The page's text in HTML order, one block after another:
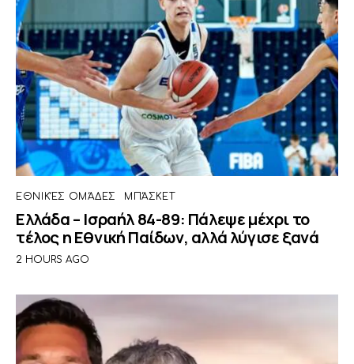
ΕΘΝΙΚΈΣ ΟΜΆΔΕΣ ΜΠΆΣΚΕΤ
Ελλάδα – Ισραήλ 84-89: Πάλεψε μέχρι το
τέλος η Εθνική Παίδων, αλλά λύγισε ξανά
2 HOURS AGO